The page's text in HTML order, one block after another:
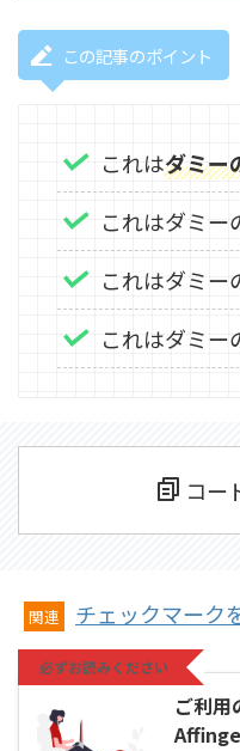
この記事のポイント
これはダミー
これはダミー
これはダミー
これはダミー
コー
関連 チェックマーク
必ずお読みください
ご利用